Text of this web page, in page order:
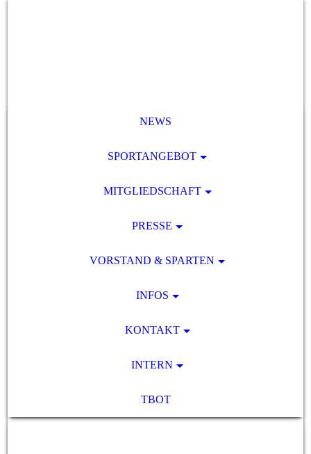
NEWS
SPORTANGEBOT
MITGLIEDSCHAFT
PRESSE
VORSTAND & SPARTEN
INFOS
KONTAKT
INTERN
TBOT